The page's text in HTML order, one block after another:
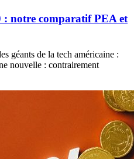
notre comparatif PEA et
géants de la tech américaine :
nouvelle : contrairement